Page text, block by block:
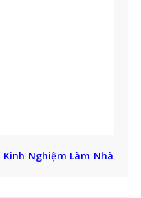
Kinh Nghiệm Làm Nhà